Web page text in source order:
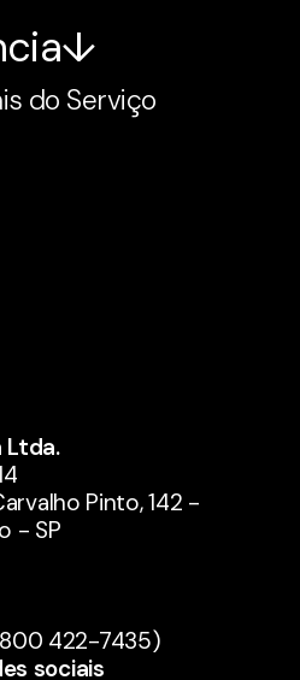
do Serviço
Ltda.
Pinto, 142 -
- SP
422-7435)
sociais